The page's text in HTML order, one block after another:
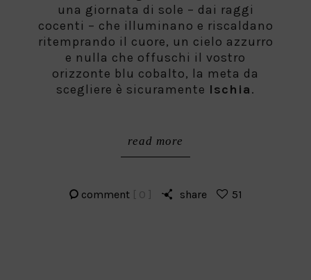
una giornata di sole – dai raggi
cocenti – che illuminano e riscaldano
ritemprando il cuore, un cielo azzurro
e nulla che offuschi il vostro
orizzonte blu cobalto, la meta da
scegliere è sicuramente Ischia.
read more
comment [ 0 ] share 51